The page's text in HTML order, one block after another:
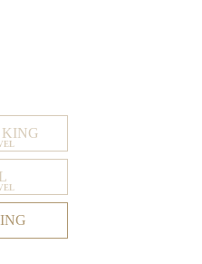
KING